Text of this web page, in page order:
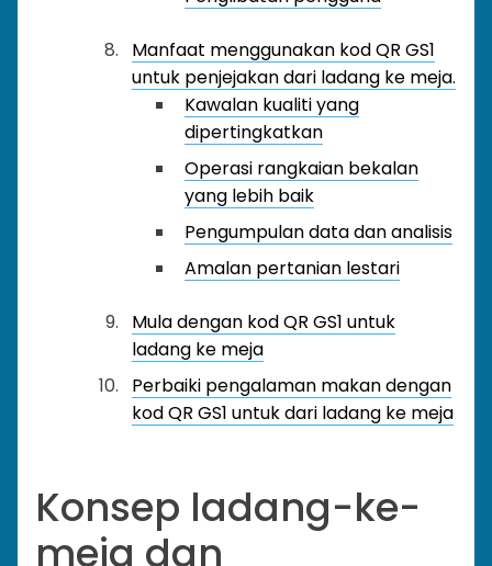
Manfaat menggunakan kod QR GS1
untuk penjejakan dari ladang ke meja.
Kawalan kualiti yang
dipertingkatkan
Operasi rangkaian bekalan
yang lebih baik
Pengumpulan data dan analisis
Amalan pertanian lestari
Mula dengan kod QR GS1 untuk
ladang ke meja
Perbaiki pengalaman makan dengan
kod QR GS1 untuk dari ladang ke meja
Konsep ladang-ke-
meja dan